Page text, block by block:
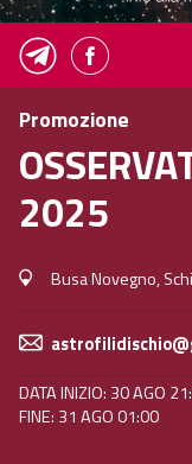
Promozione
2025
Busa Novegno,
DATA INIZIO: 30 AGO
FINE: 31 AGO 01:00